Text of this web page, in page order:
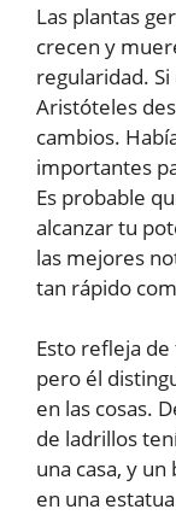
Las plantas
crecen y
regularidad.
Aristóteles
cambios.
importantes
Es probable
alcanzar tu
las mejores
tan rápido
Esto refleja
pero él
en las cosas.
de ladrillos
una casa, y
en una